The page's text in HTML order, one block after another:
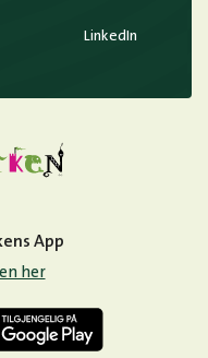
LinkedIn
App
her